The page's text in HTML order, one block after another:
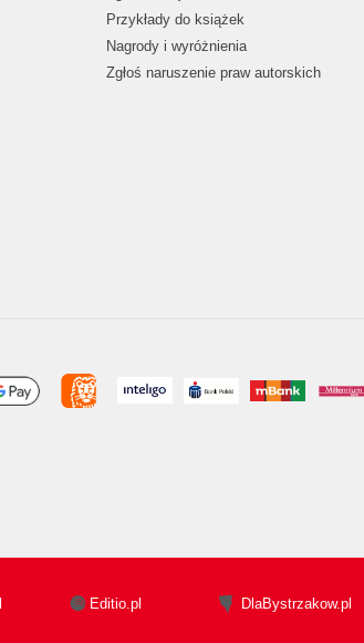
Przykłady do książek
Nagrody i wyróżnienia
Zgłoś naruszenie praw autorskich
Editio.pl DlaBystrzakow.pl